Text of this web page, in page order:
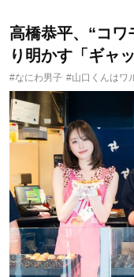
高橋恭平、“コワ
り明かす「ギャ
#なにわ男子 #山口くんはワ